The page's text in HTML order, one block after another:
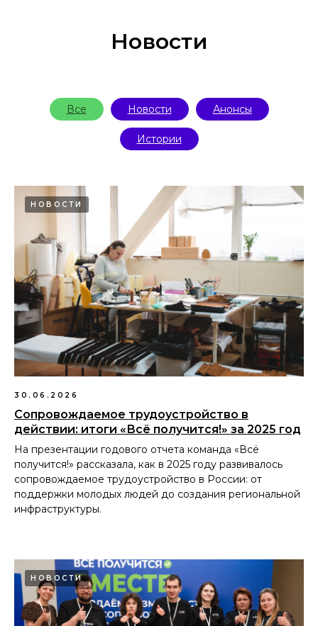
Новости
Все Новости Анонсы
Истории
НОВОСТИ
30.06.2026
Сопровождаемое трудоустройство в
действии: итоги «Всё получится!» за 2025 год
На презентации годового отчета команда «Всё
получится!» рассказала, как в 2025 году развивалось
сопровождаемое трудоустройство в России: от
поддержки молодых людей до создания региональной
инфраструктуры.
НОВОСТИ